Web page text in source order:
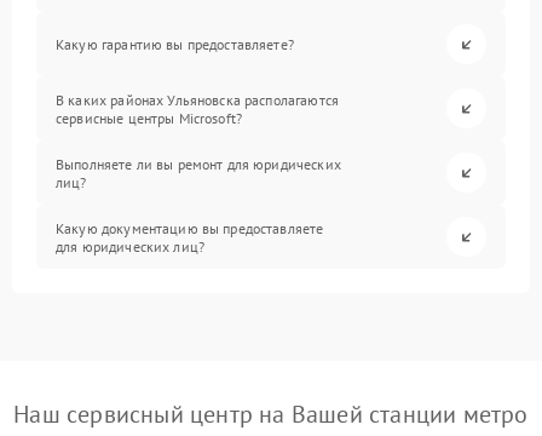
Какую гарантию вы предоставляете?
В каких районах Ульяновска располагаются
сервисные центры Microsoft?
Выполняете ли вы ремонт для юридических
лиц?
Какую документацию вы предоставляете
для юридических лиц?
Наш сервисный центр на Вашей станции метро